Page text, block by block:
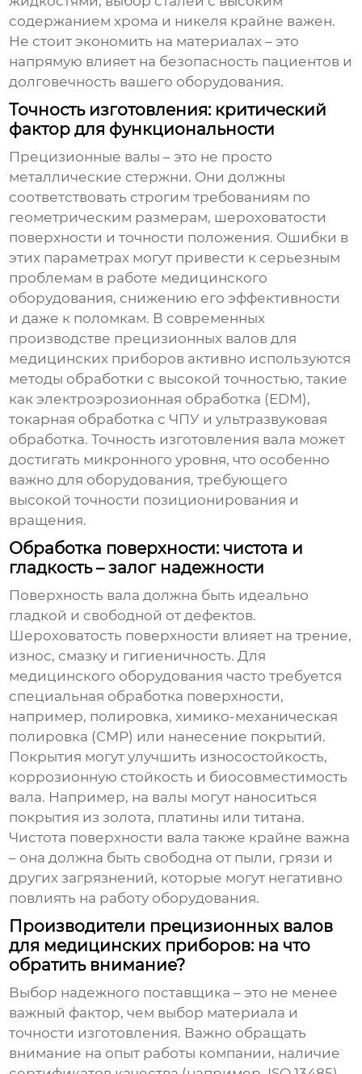
содержанием хрома и никеля крайне важен.
Не стоит экономить на материалах – это
напрямую влияет на безопасность пациентов и
долговечность вашего оборудования.
Точность изготовления: критический
фактор для функциональности
Прецизионные валы – это не просто
металлические стержни. Они должны
соответствовать строгим требованиям по
геометрическим размерам, шероховатости
поверхности и точности положения. Ошибки в
этих параметрах могут привести к серьезным
проблемам в работе медицинского
оборудования, снижению его эффективности
и даже к поломкам. В современных
производстве прецизионных валов для
медицинских приборов активно используются
методы обработки с высокой точностью, такие
как электроэрозионная обработка (EDM),
токарная обработка с ЧПУ и ультразвуковая
обработка. Точность изготовления вала может
достигать микронного уровня, что особенно
важно для оборудования, требующего
высокой точности позиционирования и
вращения.
Обработка поверхности: чистота и
гладкость – залог надежности
Поверхность вала должна быть идеально
гладкой и свободной от дефектов.
Шероховатость поверхности влияет на трение,
износ, смазку и гигиеничность. Для
медицинского оборудования часто требуется
специальная обработка поверхности,
например, полировка, химико-механическая
полировка (CMP) или нанесение покрытий.
Покрытия могут улучшить износостойкость,
коррозионную стойкость и биосовместимость
вала. Например, на валы могут наноситься
покрытия из золота, платины или титана.
Чистота поверхности вала также крайне важна
– она должна быть свободна от пыли, грязи и
других загрязнений, которые могут негативно
повлиять на работу оборудования.
Производители прецизионных валов
для медицинских приборов: на что
обратить внимание?
Выбор надежного поставщика – это не менее
важный фактор, чем выбор материала и
точности изготовления. Важно обращать
внимание на опыт работы компании, наличие